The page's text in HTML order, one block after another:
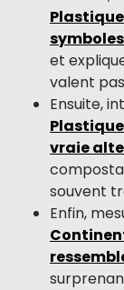
et
valent
Ensuite,
vraie
souvent
Enfin,